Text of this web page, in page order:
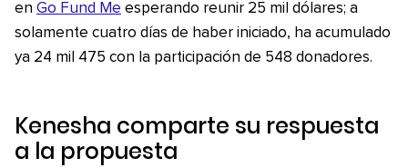
en Go Fund Me esperando reunir 25 mil dólares; a
solamente cuatro días de haber iniciado, ha acumulado
ya 24 mil 475 con la participación de 548 donadores.
Kenesha comparte su respuesta
a la propuesta